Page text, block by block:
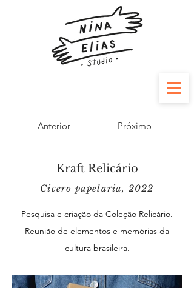
Anterior Próximo
Kraft Relicário
Cicero papelaria, 2022
Pesquisa e criação da Coleção Relicário.
Reunião de elementos e memórias da
cultura brasileira.